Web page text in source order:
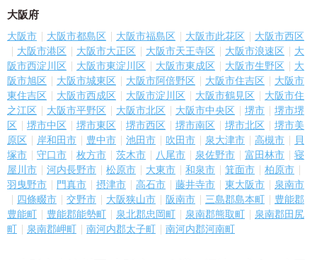
大阪府
大阪市 大阪市都島区 大阪市福島区 大阪市此花区
大阪市西区
大阪市港区
大阪市大正区 大阪市天王寺区 大阪市浪速区
大
阪市西淀川区
大阪市東淀川区 大阪市東成区 大阪市生野区
大
阪市旭区
大阪市城東区 大阪市阿倍野区 大阪市住吉区
大阪市
東住吉区
大阪市西成区 大阪市淀川区 大阪市鶴見区
大阪市住
之江区
大阪市平野区 大阪市北区 大阪市中央区 堺市
堺市堺
区
堺市中区 堺市東区 堺市西区 堺市南区 堺市北区
堺市美
原区
岸和田市 豊中市 池田市 吹田市 泉大津市 高槻市
貝
塚市
守口市 枚方市 茨木市 八尾市 泉佐野市 富田林市
寝
屋川市
河内長野市 松原市 大東市 和泉市 箕面市
柏原市
羽曳野市
門真市 摂津市 高石市 藤井寺市 東大阪市
泉南市
四條畷市
交野市 大阪狭山市 阪南市 三島郡島本町
豊能郡
豊能町
豊能郡能勢町 泉北郡忠岡町 泉南郡熊取町
泉南郡田尻
町
泉南郡岬町 南河内郡太子町 南河内郡河南町